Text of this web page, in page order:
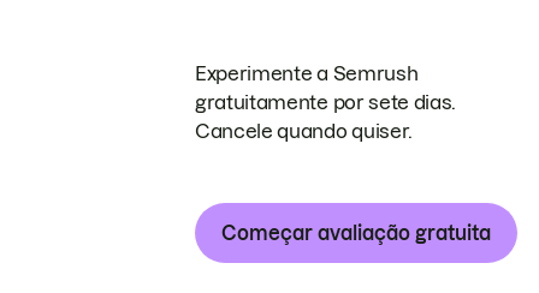
Experimente a Semrush
gratuitamente por sete dias.
Cancele quando quiser.
Começar avaliação gratuita